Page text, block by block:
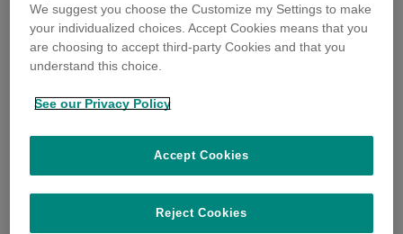
Gardez un œil sur ses
habitudes de sommeil
et repérez des
changements
Les chiens aiment dormir. En effet, ils
peuvent dormir entre 10 et 14 heures par
jour. Le sommeil dont chaque chien a
besoin varie d’un animal à l’autre mais il est
We suggest you choose the Customize my Settings to make
your individualized choices. Accept Cookies means that you
are choosing to accept third-party Cookies and that you
understand this choice.
See our Privacy Policy
Reject Cookies
Accept Cookies